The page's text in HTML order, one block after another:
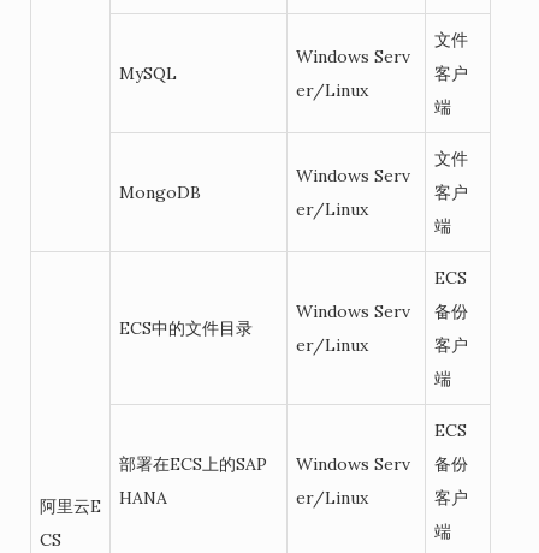
MySQL
Windows Serv
er/Linux
文件
客户
端
MongoDB
Windows Serv
er/Linux
文件
客户
端
阿里云E
CS
ECS中的文件目录
Windows Serv
er/Linux
ECS
备份
客户
端
部署在ECS上的SAP
HANA
Windows Serv
er/Linux
ECS
备份
客户
端